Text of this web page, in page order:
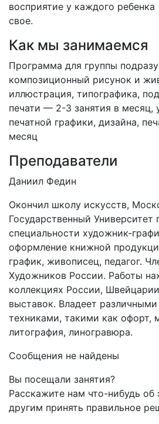
восприятие у каждого ребенка
свое.
Как мы занимаемся
Программа для группы
композиционный рисунок и
иллюстрация, типографика,
печати — 2-3 занятия в месяц,
печатной графики, дизайна,
месяц
Преподаватели
Даниил Федин
Окончил школу искусств,
Государственный Университет
специальности художник-
оформление книжной
график, живописец, педагог.
Художников России. Работы
коллекциях России,
выставок. Владеет
техниками, такими как офорт,
литография, линогравюра.
Сообщения не найдены
Вы посещали занятия?
Расскажите нам что-нибудь об
другим принять правильное